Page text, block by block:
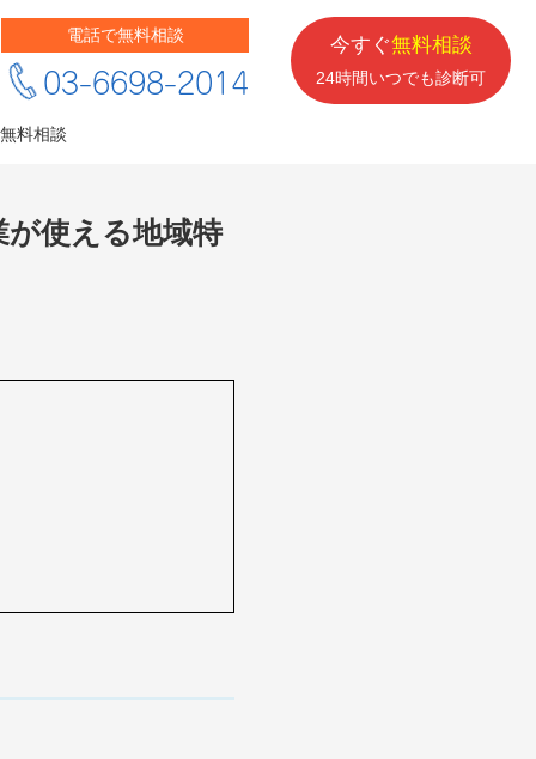
電話で無料相談
03-6698-2014
今すぐ無料相談
24時間いつでも診断可
無料相談
が使える地域特